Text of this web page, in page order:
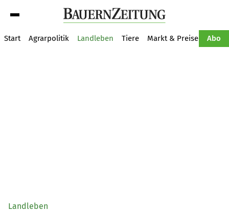
Start Agrarpolitik Landleben Tiere Markt & Preise Abo
Landleben